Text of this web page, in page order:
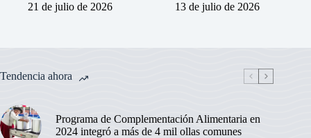
21 de julio de 2026
13 de julio de 2026
Tendencia ahora
Programa de Complementación Alimentaria en
2024 integró a más de 4 mil ollas comunes